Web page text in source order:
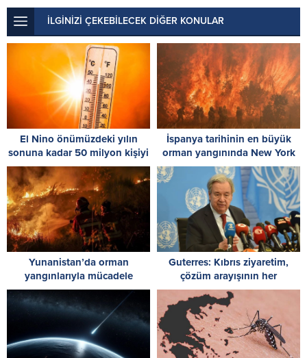
İLGİNİZİ ÇEKEBİLECEK DİĞER KONULAR
El Nino önümüzdeki yılın
sonuna kadar 50 milyon kişiyi
akut açlığa sürükleyebilir
İspanya tarihinin en büyük
orman yangınında New York
büyüklüğünde alan küle
döndü
Yunanistan’da orman
yangınlarıyla mücadele
sürüyor: Bazı yerleşim yerleri
tahliye edildi
Guterres: Kıbrıs ziyaretim,
çözüm arayışının her
zamankinden daha acil
olduğunu gösterdi